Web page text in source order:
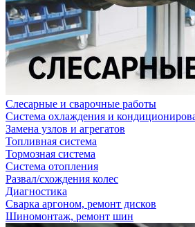
Слесарные и сварочные работы
Система охлаждения и
Замена узлов и агрегатов
Топливная система
Тормозная система
Система отопления
Развал/схождения колес
Диагностика
Сварка аргоном, ремонт дисков
Шиномонтаж, ремонт шин